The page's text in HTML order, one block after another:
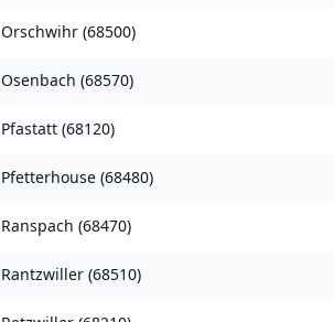
Orschwihr (68500)
Osenbach (68570)
Pfastatt (68120)
Pfetterhouse (68480)
Ranspach (68470)
Rantzwiller (68510)